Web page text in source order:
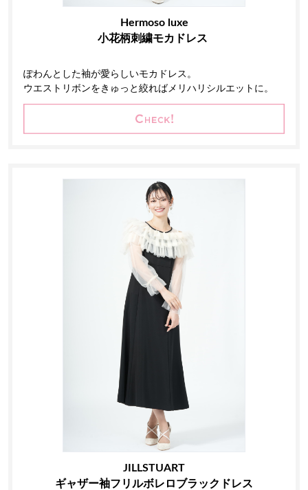
Hermoso luxe
小花柄刺繍モカドレス
ぽわんとした袖が愛らしいモカドレス。
ウエストリボンをきゅっと絞ればメリハリシルエットに。
JILLSTUART
ギャザー袖フリルボレロブラックドレス